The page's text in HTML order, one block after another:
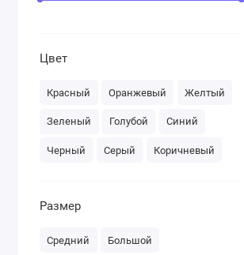
Цвет
Красный Оранжевый Желтый
Зеленый Голубой Синий
Черный Серый Коричневый
Размер
Средний Большой